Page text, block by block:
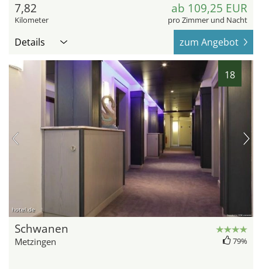
7,82
Kilometer
ab 109,25 EUR
pro Zimmer und Nacht
Details zum Angebot
18
hotel.de
Schwanen
Metzingen 79%